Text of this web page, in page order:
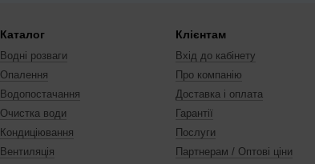
Каталог
Водні розваги
Опалення
Водопостачання
Очистка води
Кондиціювання
Вентиляція
Клієнтам
Вхід до кабінету
Про компанію
Доставка і оплата
Гарантії
Послуги
Партнерам / Оптові ціни